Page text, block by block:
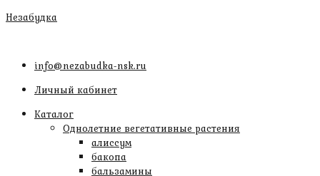
Перейти
Незабудка
info@nezabudka-nsk.ru
Личный кабинет
Каталог
Однолетние вегетативные растения
алиссум
бакопа
бальзамины